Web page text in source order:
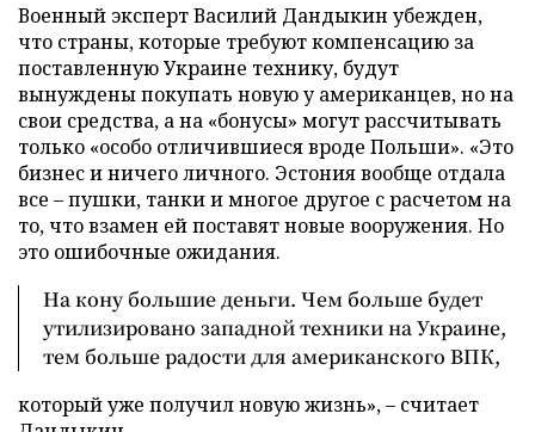
Военный эксперт Василий Дандыкин убежден,
что страны, которые требуют компенсацию за
поставленную Украине технику, будут
вынуждены покупать новую у американцев, но на
свои средства, а на «бонусы» могут рассчитывать
только «особо отличившиеся вроде Польши». «Это
бизнес и ничего личного. Эстония вообще отдала
все – пушки, танки и многое другое с расчетом на
то, что взамен ей поставят новые вооружения. Но
это ошибочные ожидания.
На кону большие деньги. Чем больше будет
утилизировано западной техники на Украине,
тем больше радости для американского ВПК,
который уже получил новую жизнь», – считает